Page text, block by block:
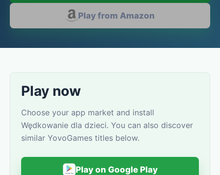
Play from Amazon
Play now
Choose your app market and install
Wędkowanie dla dzieci. You can also discover
similar YovoGames titles below.
Play on Google Play